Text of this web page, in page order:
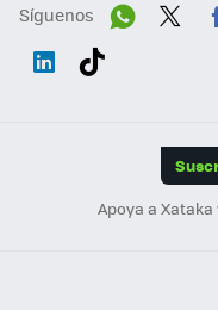
Síguenos
Apoya a